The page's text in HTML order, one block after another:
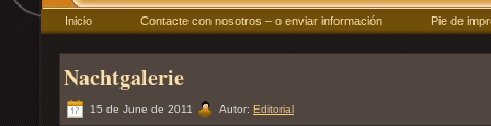
Inicio Contacte con nosotros – o enviar información Pie de
Nachtgalerie
15 de June de 2011 Autor: Editorial